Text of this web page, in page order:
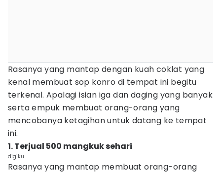
Rasanya yang mantap dengan kuah coklat yang
kenal membuat sop konro di tempat ini begitu
terkenal. Apalagi isian iga dan daging yang banyak
serta empuk membuat orang-orang yang
mencobanya ketagihan untuk datang ke tempat
ini.
1. Terjual 500 mangkuk sehari
digiku
Rasanya yang mantap membuat orang-orang